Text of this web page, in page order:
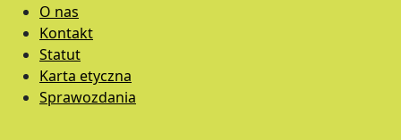
O nas
Kontakt
Statut
Karta etyczna
Sprawozdania